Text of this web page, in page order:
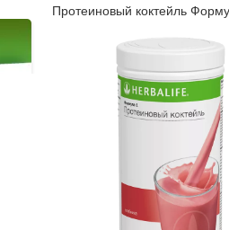
Протеиновый коктейль